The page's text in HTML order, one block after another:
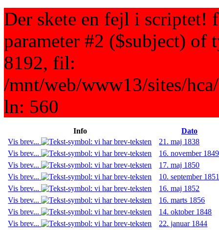
Der skete en fejl i scriptet!
parameter #2 ($subject) of
8192, fil:
/mnt/web/www13/sites/
ln: 560
Info
Dato
Vis brev...
21. maj 1838
Vis brev...
16. november 1849
Vis brev...
17. maj 1850
Vis brev...
10. september
Vis brev...
16. maj 1852
Vis brev...
16. marts 1856
Vis brev...
14. oktober 1848
Vis brev...
22. januar 1844